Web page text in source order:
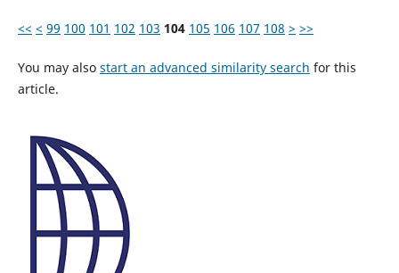
<< < 99 100 101 102 103 104 105 106 107 108 > >>
You may also start an advanced similarity search for this
article.